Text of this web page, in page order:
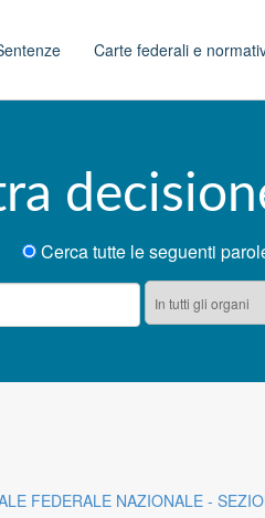
Carte federali e
Cerca tutte le seguenti
FEDERALE NAZIONALE -